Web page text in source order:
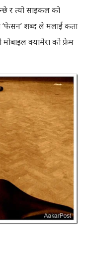
र त्यो साइकल को
‘फेसन’ शब्द ले मलाई कता
क्यामेरा को फ्रेम